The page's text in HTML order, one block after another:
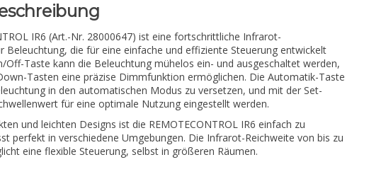
IR6 (Art.-Nr. 28000647) ist eine fortschrittliche Infrarot-
Beleuchtung, die für eine einfache und effiziente Steuerung entwickelt
Off-Taste kann die Beleuchtung mühelos ein- und ausgeschaltet werden,
Tasten eine präzise Dimmfunktion ermöglichen. Die Automatik-Taste
in den automatischen Modus zu versetzen, und mit der Set-
für eine optimale Nutzung eingestellt werden.
und leichten Designs ist die REMOTECONTROL IR6 einfach zu
perfekt in verschiedene Umgebungen. Die Infrarot-Reichweite von bis zu
eine flexible Steuerung, selbst in größeren Räumen.